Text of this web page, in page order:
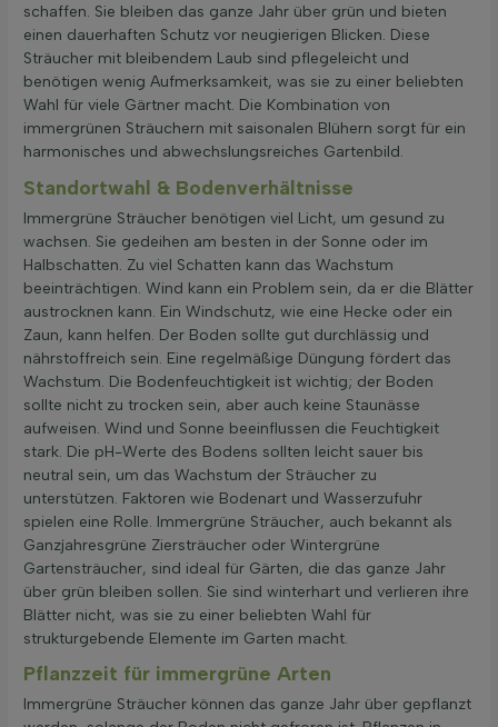
schaffen. Sie bleiben das ganze Jahr über grün und bieten
einen dauerhaften Schutz vor neugierigen Blicken. Diese
Sträucher mit bleibendem Laub sind pflegeleicht und
benötigen wenig Aufmerksamkeit, was sie zu einer beliebten
Wahl für viele Gärtner macht. Die Kombination von
immergrünen Sträuchern mit saisonalen Blühern sorgt für ein
harmonisches und abwechslungsreiches Gartenbild.
Standortwahl & Bodenverhältnisse
Immergrüne Sträucher benötigen viel Licht, um gesund zu
wachsen. Sie gedeihen am besten in der Sonne oder im
Halbschatten. Zu viel Schatten kann das Wachstum
beeinträchtigen. Wind kann ein Problem sein, da er die Blätter
austrocknen kann. Ein Windschutz, wie eine Hecke oder ein
Zaun, kann helfen. Der Boden sollte gut durchlässig und
nährstoffreich sein. Eine regelmäßige Düngung fördert das
Wachstum. Die Bodenfeuchtigkeit ist wichtig; der Boden
sollte nicht zu trocken sein, aber auch keine Staunässe
aufweisen. Wind und Sonne beeinflussen die Feuchtigkeit
stark. Die pH-Werte des Bodens sollten leicht sauer bis
neutral sein, um das Wachstum der Sträucher zu
unterstützen. Faktoren wie Bodenart und Wasserzufuhr
spielen eine Rolle. Immergrüne Sträucher, auch bekannt als
Ganzjahresgrüne Ziersträucher oder Wintergrüne
Gartensträucher, sind ideal für Gärten, die das ganze Jahr
über grün bleiben sollen. Sie sind winterhart und verlieren ihre
Blätter nicht, was sie zu einer beliebten Wahl für
strukturgebende Elemente im Garten macht.
Pflanzzeit für immergrüne Arten
Immergrüne Sträucher können das ganze Jahr über gepflanzt